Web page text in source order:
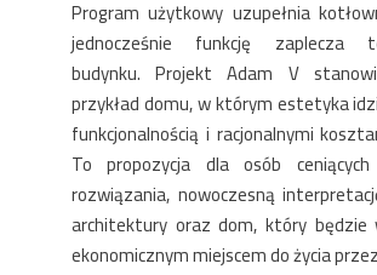
Program użytkowy uzupełnia
jednocześnie funkcję zaplecza
budynku. Projekt Adam V
przykład domu, w którym estetyka
funkcjonalnością i racjonalnymi
To propozycja dla osób
rozwiązania, nowoczesną
architektury oraz dom, który będzie
ekonomicznym miejscem do życia